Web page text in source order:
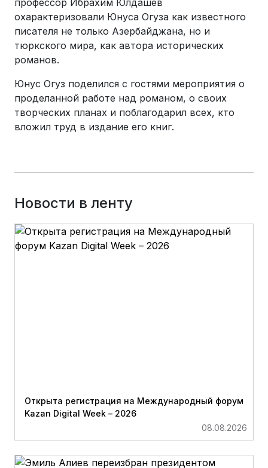
профессор Ибрахим Юлдашев
охарактеризовали Юнуса Огуза как известного
писателя не только Азербайджана, но и
тюркского мира, как автора исторических
романов.
Юнус Огуз поделился с гостями мероприятия о
проделанной работе над романом, о своих
творческих планах и поблагодарил всех, кто
вложил труд в издание его книг.
Новости в ленту
Открыта регистрация на Международный форум
Kazan Digital Week – 2026
08.08.2026